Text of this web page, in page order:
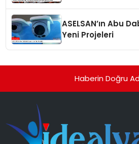
ASELSAN’ın Abu
Yeni Projeleri
Haberin Doğru